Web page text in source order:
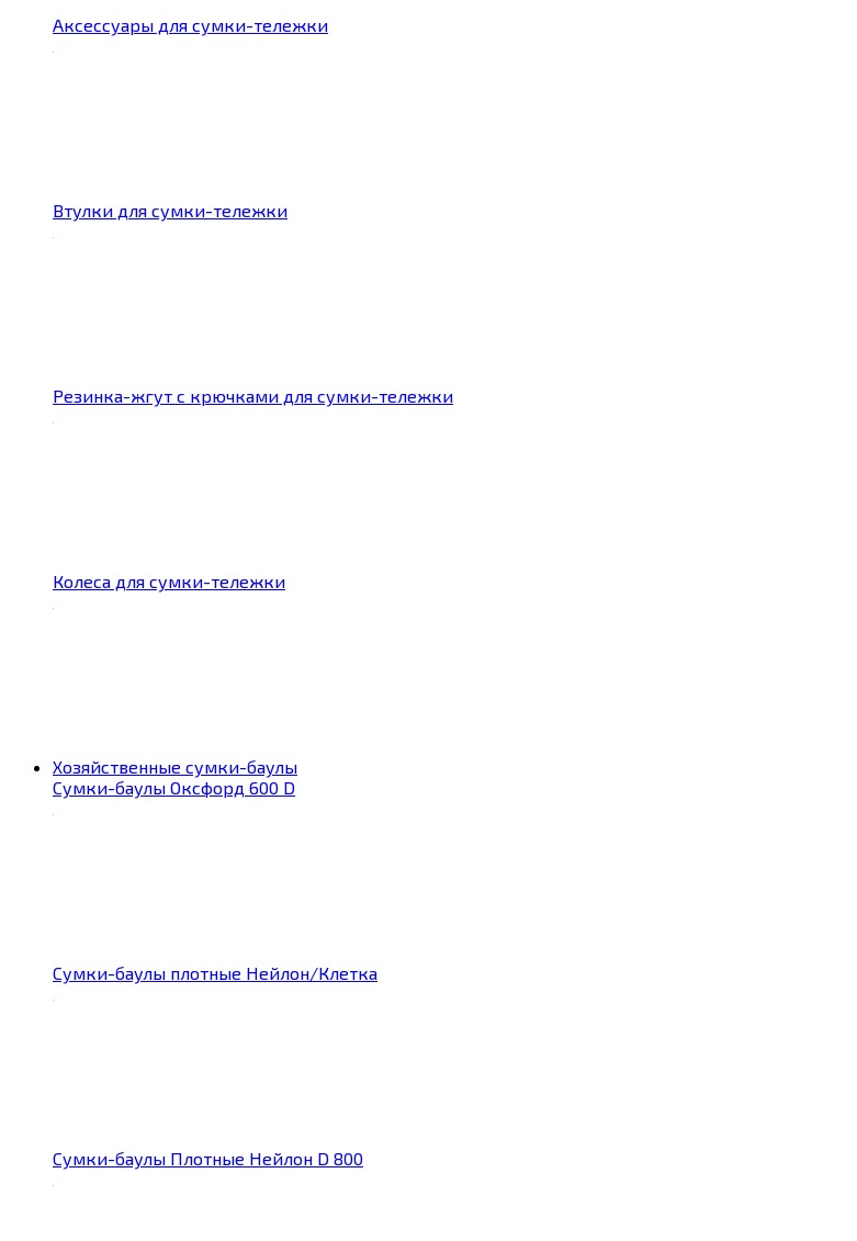
Аксессуары для сумки-тележки
Втулки для сумки-тележки
Резинка-жгут с крючками для сумки-тележки
Колеса для сумки-тележки
Хозяйственные сумки-баулы
Сумки-баулы Оксфорд 600 D
Сумки-баулы плотные Нейлон/Клетка
Сумки-баулы Плотные Нейлон D 800